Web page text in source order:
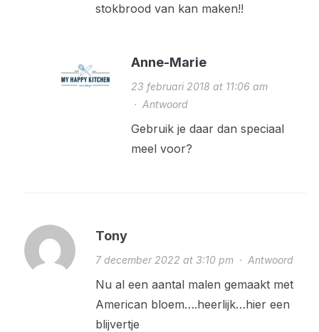
stokbrood van kan maken!!
Anne-Marie
23 februari 2018 at 11:06 am
· Antwoord
Gebruik je daar dan speciaal
meel voor?
Tony
7 december 2022 at 3:10 pm· Antwoord
Nu al een aantal malen gemaakt met
American bloem….heerlijk…hier een
blijvertje